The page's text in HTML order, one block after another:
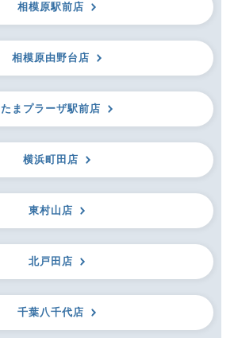
相模原駅前店
相模原由野台店
たまプラーザ駅前店
横浜町田店
東村山店
北戸田店
千葉八千代店